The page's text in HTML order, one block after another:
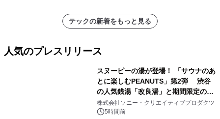
テックの新着をもっと見る
人気のプレスリリース
スヌーピーの湯が登場！ 「サウナのあ
とに楽しむPEANUTS」第2弾 渋谷
の人気銭湯「改良湯」と期間限定のコ
ラボレーション サウナイキタイコラ
ボグッズも発売決定！
株式会社ソニー・クリエイティブプロダクツ
5時間前